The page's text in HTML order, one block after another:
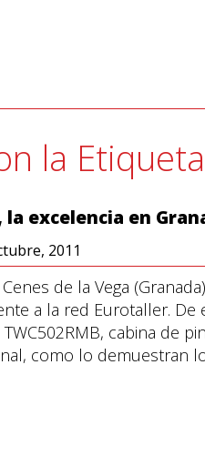
la
excelencia en
2011
de la Vega
a la red Eurotaller.
cabina de
como lo demuestran